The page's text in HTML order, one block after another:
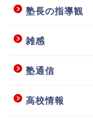
塾長の指導観
雑感
塾通信
高校情報